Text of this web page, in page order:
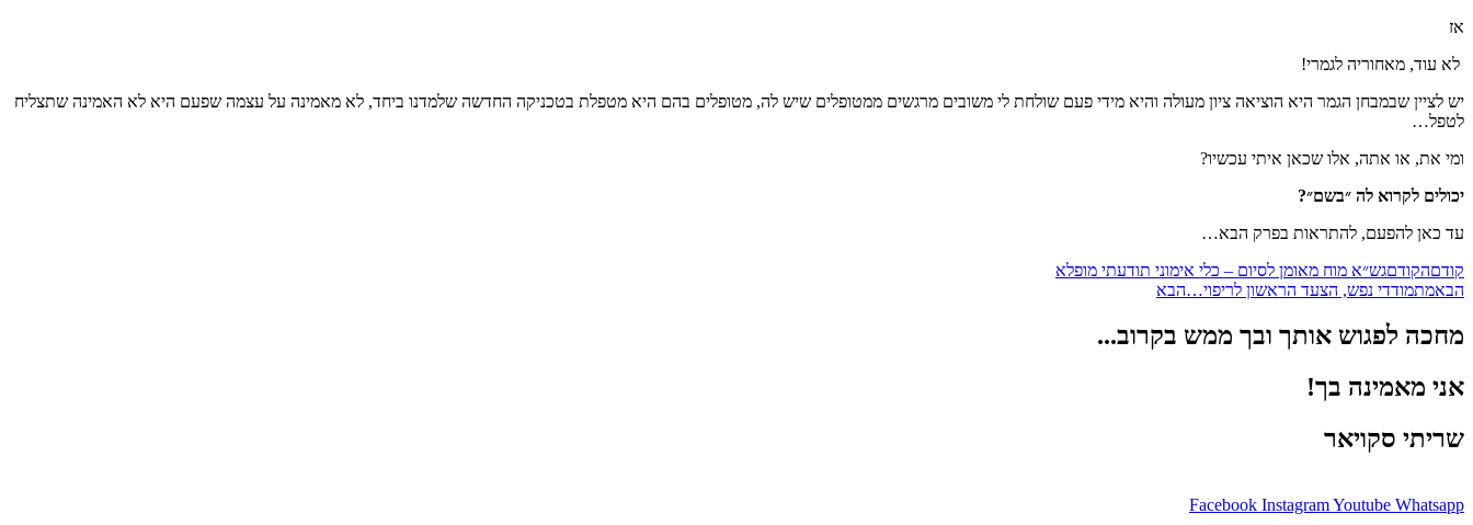
אז
לא עוד, מאחוריה לגמרי!
יש לציין שבמבחן הגמר היא הוציאה ציון מעולה והיא מידי פעם שולחת לי משובים מרגשים ממטופלים שיש לה, מטופלים בהם היא מטפלת בטכניקה החדשה שלמדנו ביחד, לא מאמינה על עצמה שפעם היא לא האמינה שתצליח
לטפל…
ומי את, או אתה, אלו שכאן איתי עכשיו?
יכולים לקרוא לה ״בשם״?
עד כאן להפעם, להתראות בפרק הבא…
קודםהקודםגש״א מוח מאומן לסיום – כלי אימוני תודעתי מופלא
הבאמתמודדי נפש, הצעד הראשון לריפוי…הבא
מחכה לפגוש אותך ובך ממש בקרוב...
אני מאמינה בך!
שריתי סקויאר
Facebook InstagramYoutube Whatsapp